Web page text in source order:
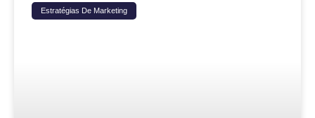
Estratégias De Marketing